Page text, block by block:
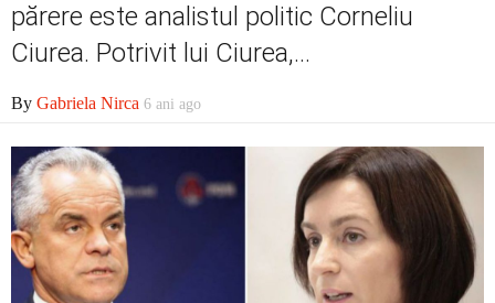
Social
Economic
Contact
părere este analistul politic Corneliu
Ciurea. Potrivit lui Ciurea,...
By Gabriela Nirca 6 ani ago